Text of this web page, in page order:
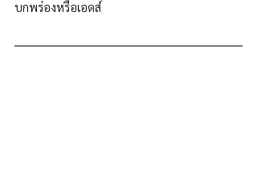
บกพร่องหรือเอดส์